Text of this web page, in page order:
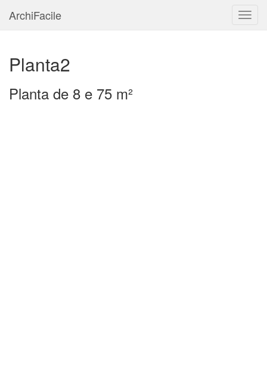
ArchiFacile
Planta2
Planta de 8 e 75 m²